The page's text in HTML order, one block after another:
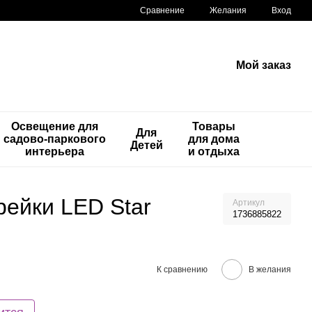
Сравнение Желания Вход
Мой заказ
Освещение для
садово-паркового
интерьера
Для
Детей
Товары
для дома
и отдыха
LED Star Артикул
1736885822
К сравнению В желания